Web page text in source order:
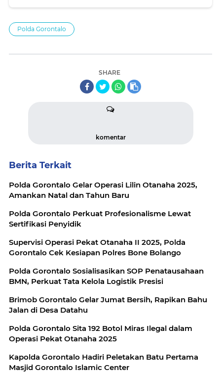
Polda Gorontalo
SHARE
komentar
Berita Terkait
Polda Gorontalo Gelar Operasi Lilin Otanaha 2025,
Amankan Natal dan Tahun Baru
Polda Gorontalo Perkuat Profesionalisme Lewat
Sertifikasi Penyidik
Supervisi Operasi Pekat Otanaha II 2025, Polda
Gorontalo Cek Kesiapan Polres Bone Bolango
Polda Gorontalo Sosialisasikan SOP Penatausahaan
BMN, Perkuat Tata Kelola Logistik Presisi
Brimob Gorontalo Gelar Jumat Bersih, Rapikan Bahu
Jalan di Desa Datahu
Polda Gorontalo Sita 192 Botol Miras Ilegal dalam
Operasi Pekat Otanaha 2025
Kapolda Gorontalo Hadiri Peletakan Batu Pertama
Masjid Gorontalo Islamic Center